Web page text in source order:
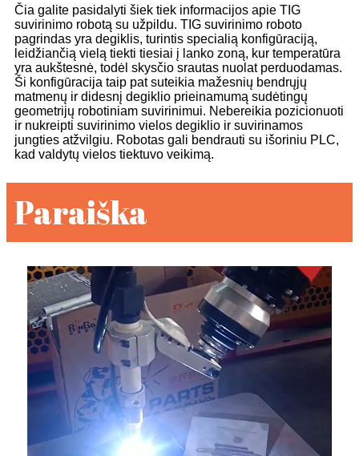
Čia galite pasidalyti šiek tiek informacijos apie TIG
suvirinimo robotą su užpildu. TIG suvirinimo roboto
pagrindas yra degiklis, turintis specialią konfigūraciją,
leidžiančią vielą tiekti tiesiai į lanko zoną, kur temperatūra
yra aukštesnė, todėl skysčio srautas nuolat perduodamas.
Ši konfigūracija taip pat suteikia mažesnių bendrųjų
matmenų ir didesnį degiklio prieinamumą sudėtingų
geometrijų robotiniam suvirinimui. Nebereikia pozicionuoti
ir nukreipti suvirinimo vielos degiklio ir suvirinamos
jungties atžvilgiu. Robotas gali bendrauti su išoriniu PLC,
kad valdytų vielos tiektuvo veikimą.
Paraiška